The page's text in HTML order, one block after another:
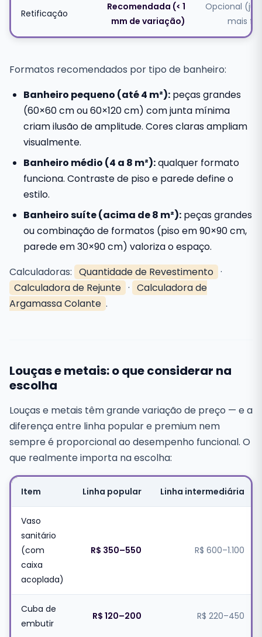
Retificação
Recomendada (< 1
mm de variação)
Opcional
mais
Formatos recomendados por tipo de banheiro:
Banheiro pequeno (até 4 m²): peças grandes
(60×60 cm ou 60×120 cm) com junta mínima
criam ilusão de amplitude. Cores claras ampliam
visualmente.
Banheiro médio (4 a 8 m²):qualquer formato
funciona. Contraste de piso e parede define o
estilo.
Banheiro suíte (acima de 8 m²): peças grandes
ou combinação de formatos (piso em 90×90 cm,
parede em 30×90 cm) valoriza o espaço.
Calculadoras: Quantidade de Revestimento ·
Calculadora de Rejunte · Calculadora de
Argamassa Colante .
Louças e metais: o que considerar na
escolha
Louças e metais têm grande variação de preço — e a
diferença entre linha popular e premium nem
sempre é proporcional ao desempenho funcional. O
que realmente importa na escolha:
Item Linha popular Linha intermediária
Vaso
sanitário
(com
caixa
acoplada)
R$ 350–550 R$ 600–1.100
Cuba de
embutir
R$ 120–200 R$ 220–450